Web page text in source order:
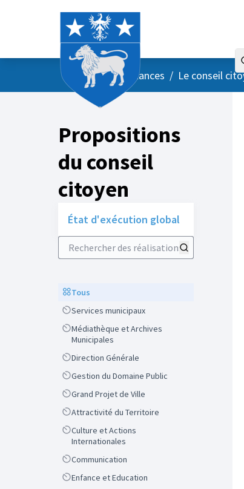
AccueilMenu principal
/ Vos instances / Le conseil
Propositions
du conseil
citoyen
État d'exécution global
Rechercher des réalisations
ScopeTous
ScopeServices municipaux
Scope
Médiathèque et Archives
Municipales
ScopeDirection Générale
ScopeGestion du Domaine Public
ScopeGrand Projet de Ville
ScopeAttractivité du Territoire
Scope
Culture et Actions
Internationales
ScopeCommunication
ScopeEnfance et Education